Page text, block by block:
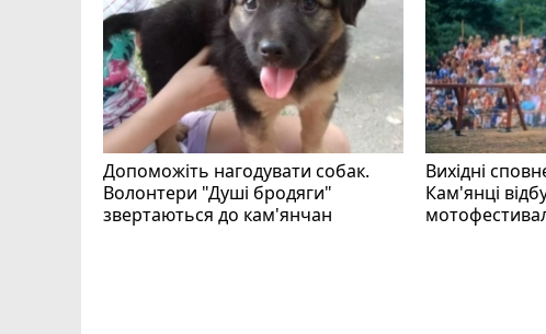
Допоможіть нагодувати собак.
Волонтери "Душі бродяги"
звертаються до кам'янчан
Вихідні
Кам'янці